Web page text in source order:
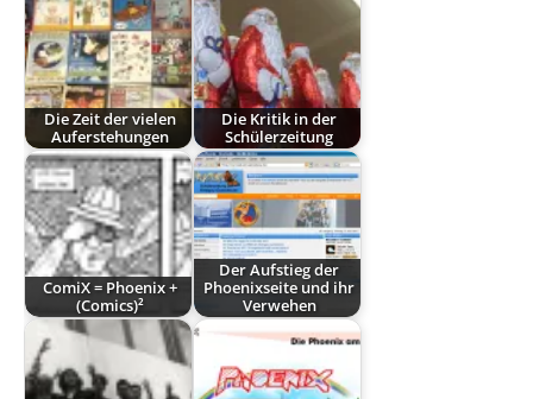
Die Zeit der vielen
Auferstehungen
Die Kritik in der
Schülerzeitung
ComiX = Phoenix +
(Comics)²
Der Aufstieg der
Phoenixseite und ihr
Verwehen